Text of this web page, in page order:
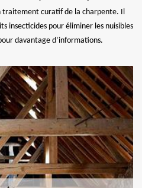
traitement curatif de la charpente. Il
insecticides pour éliminer les nuisibles
davantage d’informations.